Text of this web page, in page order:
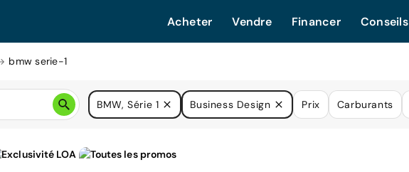
Acheter Vendre Financer Conseils
bmw serie-1
BMW, Série 1 Business Design Prix Carburants